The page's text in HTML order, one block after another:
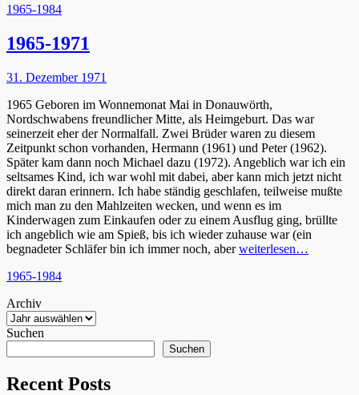
Kategorien
1965-1984
1965-1971
Posted
31. Dezember 1971
1965 Geboren im Wonnemonat Mai in Donauwörth,
Nordschwabens freundlicher Mitte, als Heimgeburt. Das war
seinerzeit eher der Normalfall. Zwei Brüder waren zu diesem
Zeitpunkt schon vorhanden, Hermann (1961) und Peter (1962).
Später kam dann noch Michael dazu (1972). Angeblich war ich ein
seltsames Kind, ich war wohl mit dabei, aber kann mich jetzt nicht
direkt daran erinnern. Ich habe ständig geschlafen, teilweise mußte
mich man zu den Mahlzeiten wecken, und wenn es im
Kinderwagen zum Einkaufen oder zu einem Ausflug ging, brüllte
ich angeblich wie am Spieß, bis ich wieder zuhause war (ein
begnadeter Schläfer bin ich immer noch, aberweiterlesen…
Kategorien
1965-1984
Archiv
Suchen
Suchen
Recent Posts